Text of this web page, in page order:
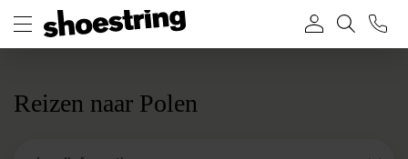
Reizen naar Polen